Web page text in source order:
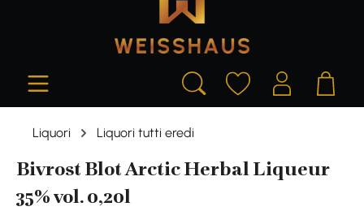
Liquori Liquori tutti eredi
Bivrost Blot Arctic Herbal Liqueur
35% vol. 0,20l